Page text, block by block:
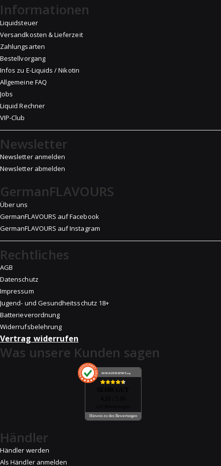
Informationen
Liquidsteuer
Versandkosten & Lieferzeit
Zahlungsarten
Bestellvorgang
Infos zu E-Liquids / Nikotin
Allgemeine FAQ
Jobs
Liquid Rechner
VIP-Club
Newsletter
Newsletter anmelden
Newsletter abmelden
GermanFLAVOURS
Über uns
GermanFLAVOURS auf Facebook
GermanFLAVOURS auf Instagram
Rechtliches
AGB
Datenschutz
Impressum
Jugend- und Gesundheitsschutz 18+
Batterieverordnung
Widerrufsbelehrung
Vertrag widerrufen
Was unsere Kunden sagen
AUSGEZEICHNET.org
Hinweis zu den Bewertungen
Händler
Händler werden
Als Händler anmelden